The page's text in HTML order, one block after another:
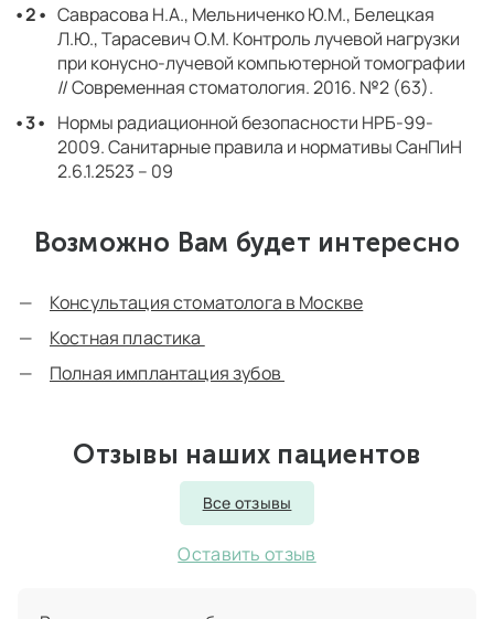
Саврасова Н.А., Мельниченко Ю.М., Белецкая
Л.Ю., Тарасевич О.М. Контроль лучевой нагрузки
при конусно-лучевой компьютерной томографии
// Современная стоматология. 2016. №2 (63).
Нормы радиационной безопасности НРБ-99-
2009. Санитарные правила и нормативы СанПиН
2.6.1.2523 – 09
Возможно Вам будет интересно
Консультация стоматолога в Москве
Костная пластика
Полная имплантация зубов
Отзывы наших пациентов
Все отзывы
Оставить отзыв